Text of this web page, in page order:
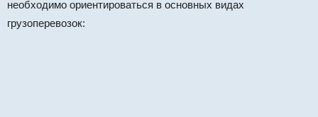
необходимо ориентироваться в основных видах
грузоперевозок: